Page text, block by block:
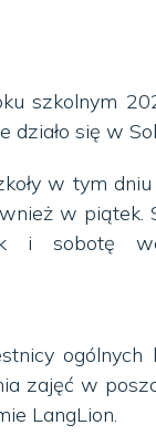
szkolnym
się w
w tym
w piątek.
sobotę
zajęć w
LangLion.